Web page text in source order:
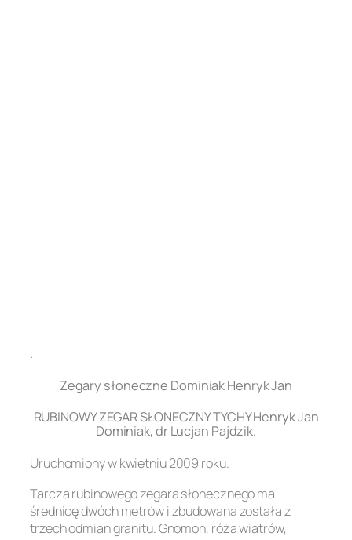
.
Zegary słoneczne Dominiak Henryk Jan
RUBINOWY ZEGAR SŁONECZNY TYCHY Henryk Jan
Dominiak, dr Lucjan Pajdzik.
Uruchomiony w kwietniu 2009 roku.
Tarcza rubinowego zegara słonecznego ma
średnicę dwóch metrów i zbudowana została z
trzech odmian granitu. Gnomon, róża wiatrów,